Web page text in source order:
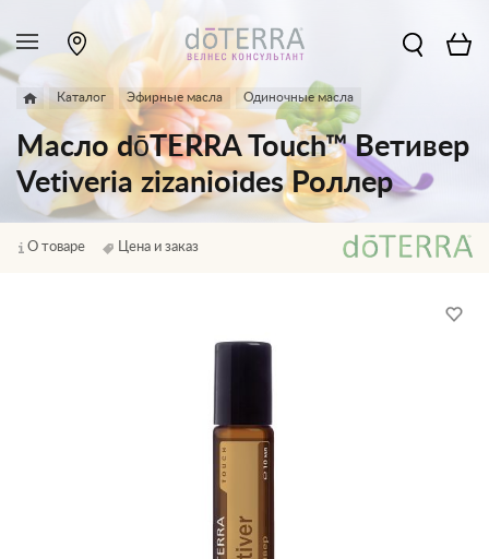
Каталог Эфирные масла Одиночные масла
Масло dōTERRA Touch™ Ветивер
Vetiveria zizanioides Роллер
О товаре Цена и заказ